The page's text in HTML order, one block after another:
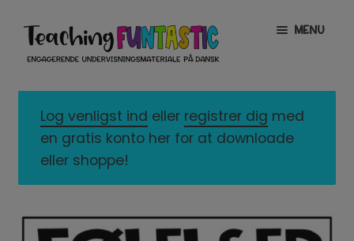
Spring
navigation
Spring
indhold
MENU
EXPAND
CHILD
MENU
MIN KONTO
GRATISMATERIALE
CHILD
Log venligst ind eller registrer dig med
en gratis konto her for at downloade
eller shoppe!